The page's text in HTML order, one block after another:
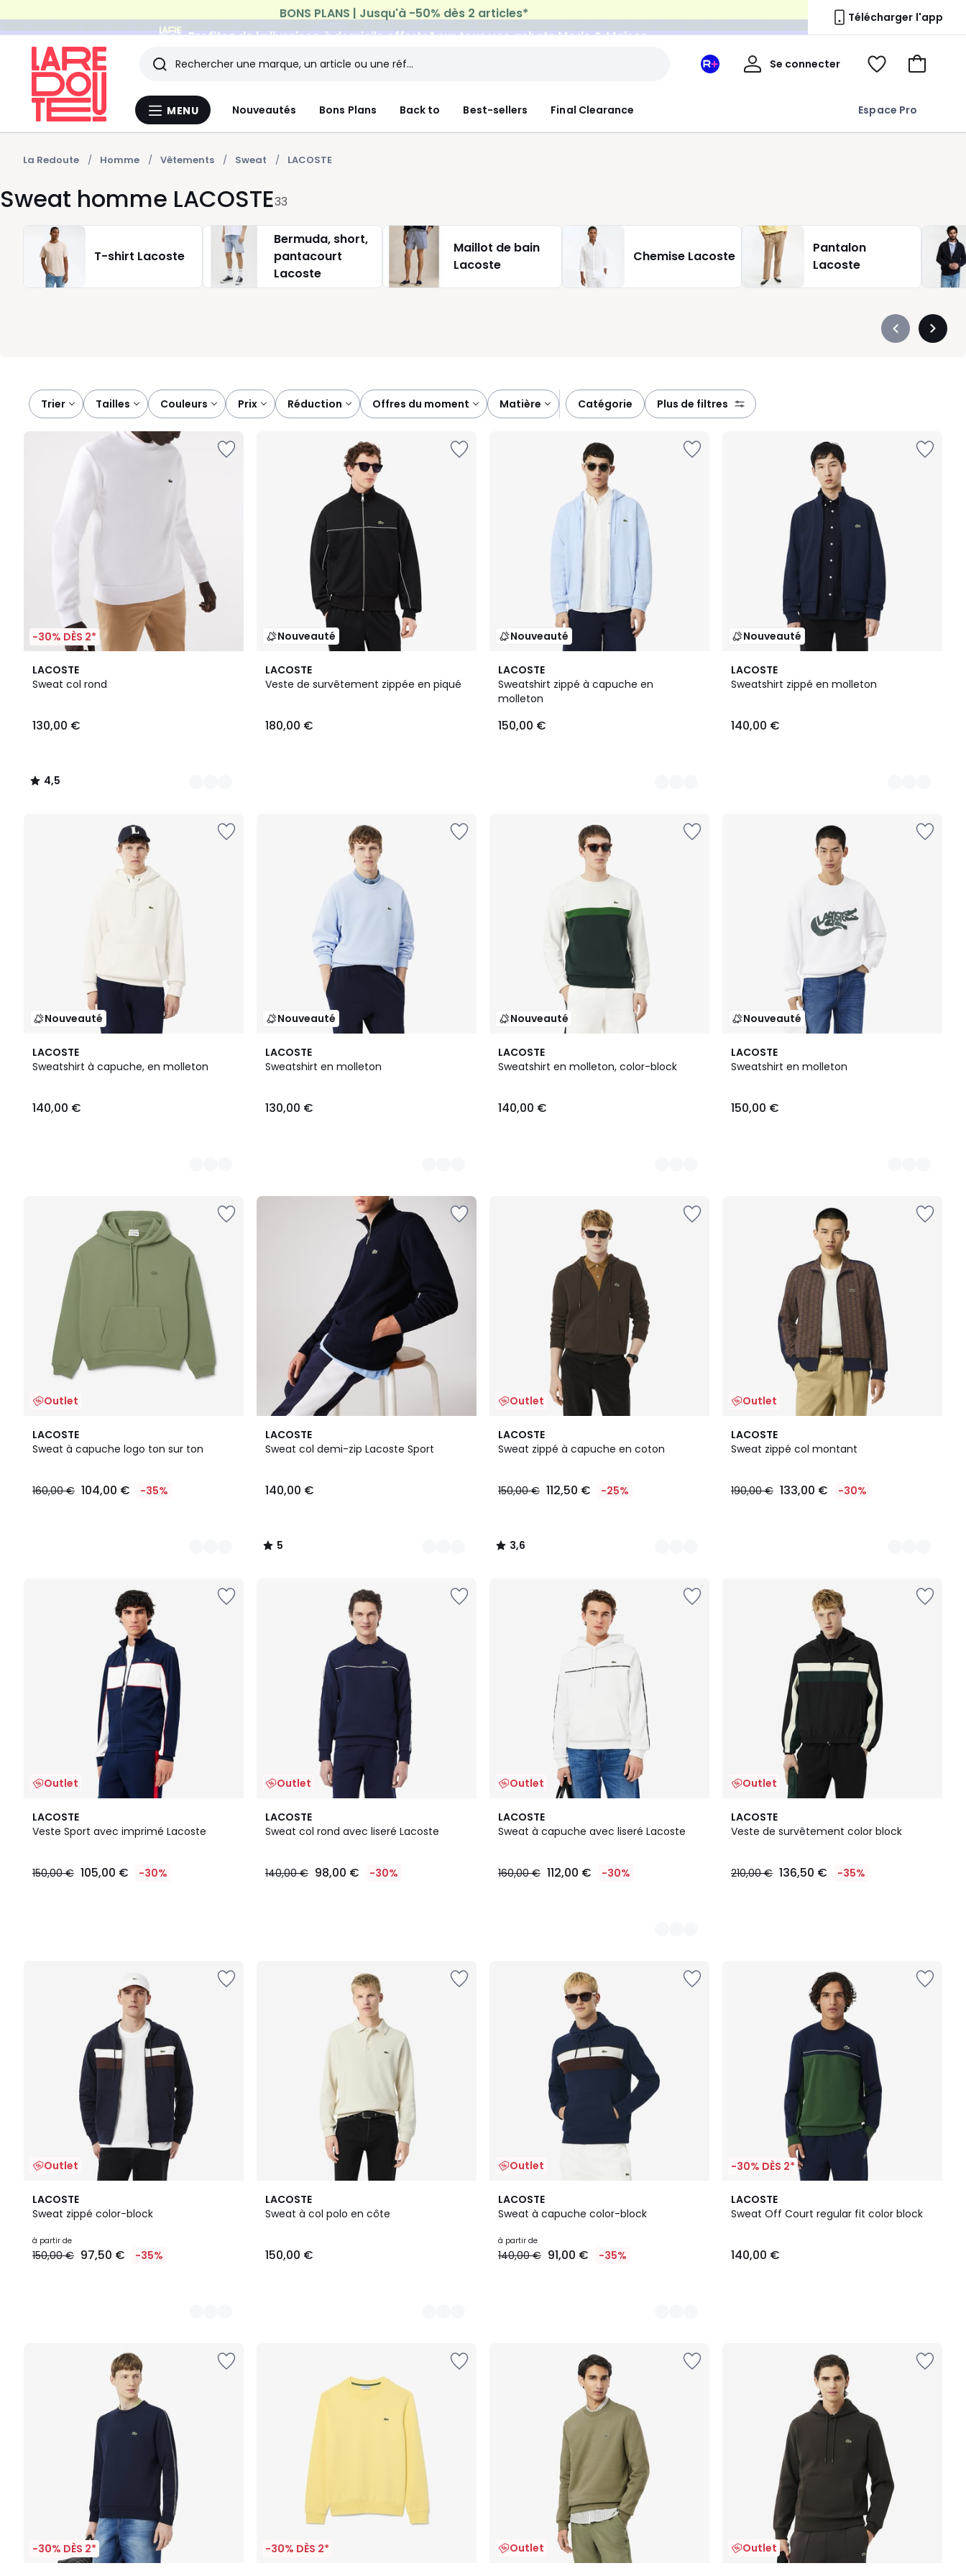
Profitez de la livraison à domicile offerte*sur tous vos achats Mode & Maison Télécharger l'app
Menu
MENU Nouveautés Bons Plans Back to Best-sellers Final Clearance Espace Pro
Rechercher
Les
derniers
articles
consultés
Mon
Se connecter
Mon
Voir
Aller
La Redoute Homme Vêtements Sweat LACOSTE
Sweat homme LACOSTE33
T-shirt Lacoste
Bermuda, short,
pantacourt
Lacoste
Maillot de bain
Lacoste
Chemise Lacoste
Pantalon
Lacoste
Précédent
Trier
tailles couleurs prix réduction offres du moment matière catégorie plus de filtres
-30% DÈS 2*
LACOSTE
Sweat col rond
€.
130,00 €
4,5
/ 5
8
Couleurs
4,5
/
Nouveauté
LACOSTE
Veste de survêtement zippée en piqué
180,00 €
Nouveauté
LACOSTE
Sweatshirt zippé à capuche en
molleton
150,00 €
4
Couleurs
Nouveauté
LACOSTE
Sweatshirt zippé en molleton
140,00 €
3
Couleurs
Nouveauté
LACOSTE
Sweatshirt à capuche, en molleton
140,00 €
4
Couleurs
Nouveauté
LACOSTE
Sweatshirt en molleton
130,00 €
6
Couleurs
Nouveauté
LACOSTE
Sweatshirt en molleton, color-block
140,00 €
2
Couleurs
Nouveauté
LACOSTE
Sweatshirt en molleton
150,00 €
2
Couleurs
Outlet
LACOSTE
Sweat à capuche logo ton sur ton
160,00 € 104,00 € -35%
3
Couleurs
LACOSTE
Sweat col demi-zip Lacoste Sport
140,00 €
5
/
3
Couleurs
5
/
Outlet
LACOSTE
Sweat zippé à capuche en coton
150,00 € 112,50 € -25%
3,6
/ 5
2
Couleurs
3,6
/
Outlet
LACOSTE
Sweat zippé col montant
190,00 € 133,00 € -30%
2
Couleurs
Outlet
LACOSTE
Veste Sport avec imprimé Lacoste
150,00 € 105,00 € -30%
Outlet
LACOSTE
Sweat col rond avec liseré Lacoste
140,00 € 98,00 € -30%
Outlet
LACOSTE
Sweat à capuche avec liseré Lacoste
160,00 € 112,00 € -30%
2
Couleurs
Outlet
LACOSTE
Veste de survêtement color block
210,00 € 136,50 € -35%
Outlet
LACOSTE
Sweat zippé color-block
à partir de
150,00 € 97,50 € -35%
2
Couleurs
LACOSTE
Sweat à col polo en côte
150,00 €
4
Couleurs
Outlet
LACOSTE
Sweat à capuche color-block
à partir de
140,00 € 91,00 € -35%
2
Couleurs
-30% DÈS 2*
LACOSTE
Sweat Off Court regular fit color block
140,00 €
-30% DÈS 2* -30% DÈS 2* Outlet Outlet